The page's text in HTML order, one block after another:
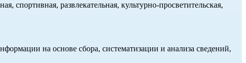
спортивная, развлекательная, культурно-просветительская,
на основе сбора, систематизации и анализа сведений,